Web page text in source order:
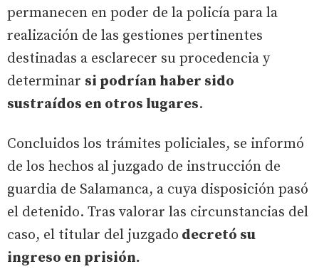
permanecen en poder de la policía para la
realización de las gestiones pertinentes
destinadas a esclarecer su procedencia y
determinar si podrían haber sido
sustraídos en otros lugares.
Concluidos los trámites policiales, se informó
de los hechos al juzgado de instrucción de
guardia de Salamanca, a cuya disposición pasó
el detenido. Tras valorar las circunstancias del
caso, el titular del juzgado decretó su
ingreso en prisión.